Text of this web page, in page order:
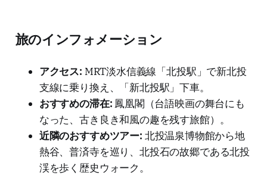
旅のインフォメーション
アクセス: MRT淡水信義線「北投駅」で新北投
支線に乗り換え、「新北投駅」下車。
おすすめの滞在: 鳳凰閣（台語映画の舞台にも
なった、古き良き和風の趣を残す旅館）。
近隣のおすすめツアー: 北投温泉博物館から地
熱谷、普済寺を巡り、北投石の故郷である北投
渓を歩く歴史ウォーク。